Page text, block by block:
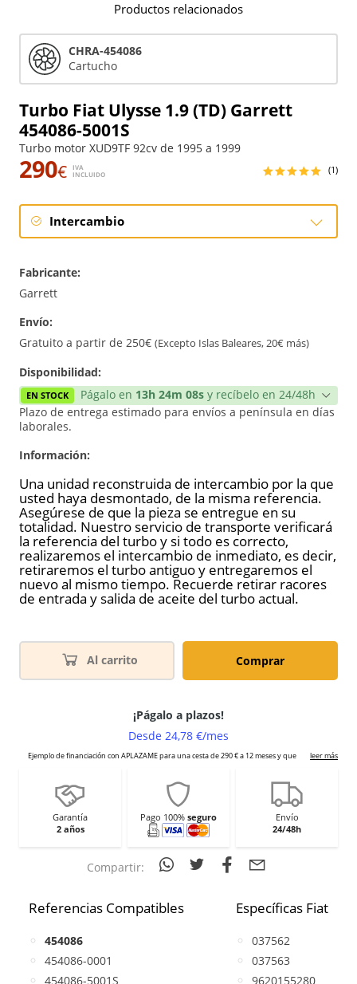
Turbo Fiat Ulysse 1.9 (TD) Garrett
454086-5001S
Turbo motor XUD9TF 92cv de 1995 a 1999
290€
IVA
INCLUIDO
(1)
Intercambio
Reconstrucción
Fabricante:
Garrett
Envío:
Gratuito a partir de 250€ (Excepto Islas Baleares, 20€ más)
Disponibilidad:
EN STOCK Págalo en 13h 24m 08s y recíbelo en 24/48h
Plazo de entrega estimado para envíos a península en días
laborales.
Información:
Una unidad reconstruida de intercambio por la que
usted haya desmontado, de la misma referencia.
Asegúrese de que la pieza se entregue en su
totalidad. Nuestro servicio de transporte verificará
la referencia del turbo y si todo es correcto,
realizaremos el intercambio de inmediato, es decir,
retiraremos el turbo antiguo y entregaremos el
nuevo al mismo tiempo. Recuerde retirar racores
de entrada y salida de aceite del turbo actual.
Al carrito Comprar
Garantía
2 años
Pago 100% seguro
Envío
24/48h
Compartir:
Productos relacionados
CHRA-454086
Cartucho
Referencias Compatibles
454086
454086-0001
454086-5001S
Específicas Fiat
037562
037563
9620155280